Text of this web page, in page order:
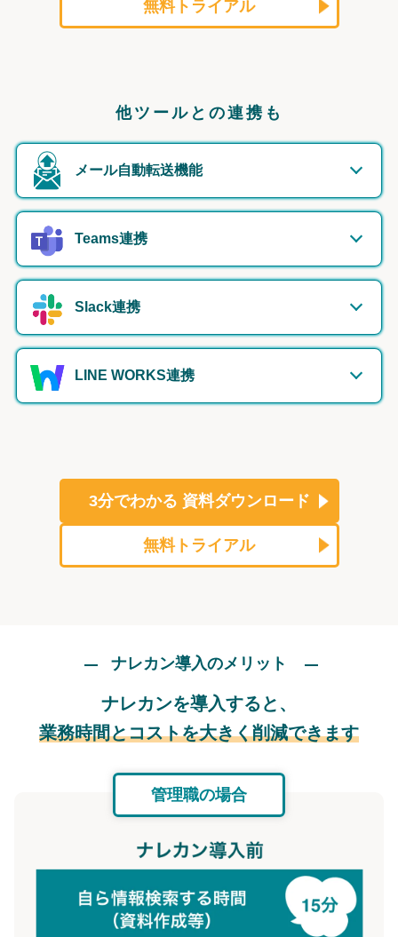
無料トライアル
他ツールとの連携も
メール自動転送機能
Teams連携
Slack連携
LINE WORKS連携
3分でわかる 資料ダウンロード
無料トライアル
ナレカン導入のメリット
ナレカンを導入すると、
業務時間とコストを大きく削減できます
管理職の場合